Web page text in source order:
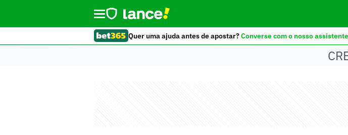
Quer uma ajuda antes de apostar?Converse com o nosso